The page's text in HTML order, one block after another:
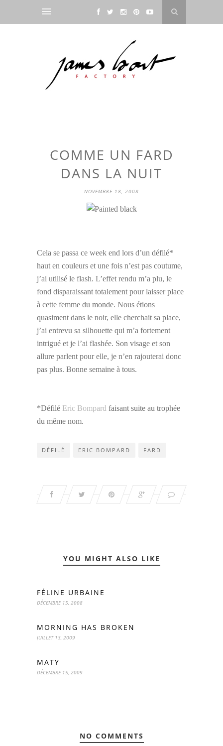
COMME UN FARD
DANS LA NUIT
NOVEMBRE 18, 2008
Cela se passa ce week end lors d’un défilé*
haut en couleurs et une fois n’est pas coutume,
j’ai utilisé le flash. L’effet rendu m’a plu, le
fond disparaissant totalement pour laisser place
à cette femme du monde. Nous étions
quasiment dans le noir, elle cherchait sa place,
j’ai entrevu sa silhouette qui m’a fortement
intrigué et je l’ai flashée. Son visage et son
allure parlent pour elle, je n’en rajouterai donc
pas plus. Bonne semaine à tous.
*Défilé Eric Bompard faisant suite au trophée
du même nom.
DÉFILÉ ERIC BOMPARD FARD
YOU MIGHT ALSO LIKE
FÉLINE URBAINE
DÉCEMBRE 15, 2008
MORNING HAS BROKEN
JUILLET 13, 2009
MATY
DÉCEMBRE 15, 2009
NO COMMENTS